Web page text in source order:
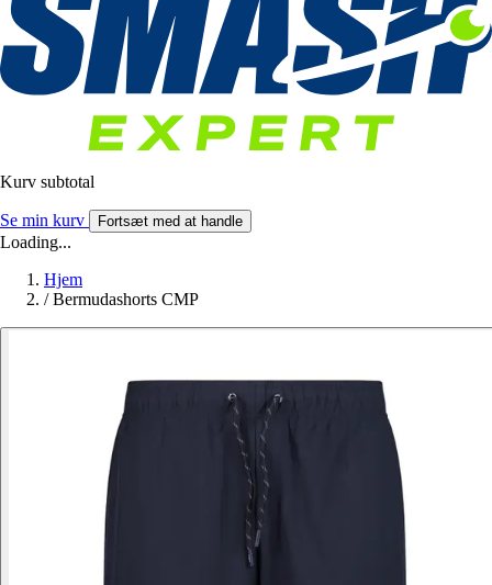
Kurv subtotal
Se min kurv Fortsæt med at handle
Loading...
Hjem
/ Bermudashorts CMP